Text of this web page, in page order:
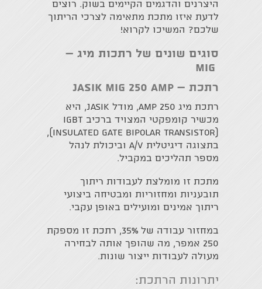
היצרנים והדגמים הקיימים בשוק. רוצים
לדעת איזו מתכת מתאימה לצרכי הריתוך
שלכם? המשיכו לקרוא!
סוגים שונים של רתכות מיג –
MIG
רתכת – JASIK MIG 250 Amp
רתכת מיג 250 AMP, מודל JASIK, היא
מכשיר קומפקטי המצויד ברכיב IGBT
(Insulated Gate Bipolar Transistor),
בתצוגה דיגיטלית A/V וביכולת לנהל
מספר תהליכים במקביל.
מתכת זו מומלצת לעבודות ריתוך
תובעניות ומחזוריות ומבטיחה ביצועי
ריתוך אמינים ומועילים באופן עקבי.
במחזור עבודה של 35%, רתכת זו מספקת
250 אמפר, מה שהופך אותה לבחירה
מעולה לעבודות ייצור שונות.
יתרונות הרתכת: